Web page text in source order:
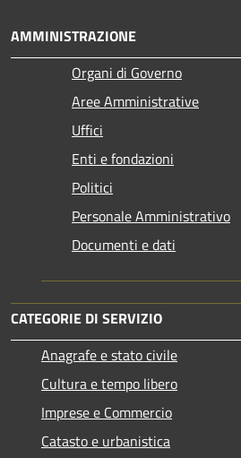
AMMINISTRAZIONE
Organi di Governo
Aree Amministrative
Uffici
Enti e fondazioni
Politici
Personale Amministrativo
Documenti e dati
CATEGORIE DI SERVIZIO
Anagrafe e stato civile
Cultura e tempo libero
Imprese e Commercio
Catasto e urbanistica